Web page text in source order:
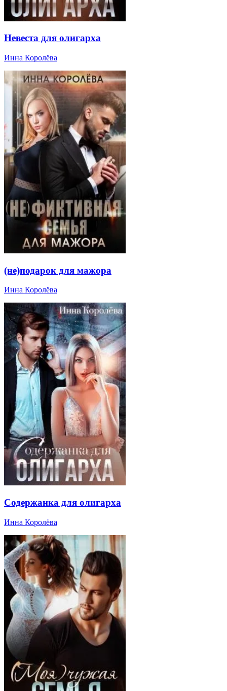
Невеста для олигарха
Инна Королёва
(не)подарок для мажора
Инна Королёва
Содержанка для олигарха
Инна Королёва